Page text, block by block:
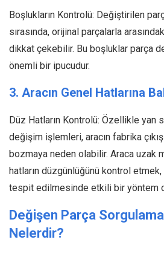
Boşlukların Kontrolü: Değiştirilen
sırasında, orijinal parçalarla
dikkat çekebilir. Bu boşluklar parça
önemli bir ipucudur.
3. Aracın Genel Hatlarına
Düz Hatların Kontrolü: Özellikle yan
değişim işlemleri, aracın fabrika
bozmaya neden olabilir. Araca uzak
hatların düzgünlüğünü kontrol
tespit edilmesinde etkili bir yöntem
Değişen Parça
Nelerdir?